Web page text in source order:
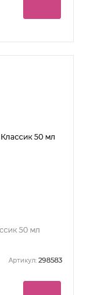
50 мл
Артикул: 298583